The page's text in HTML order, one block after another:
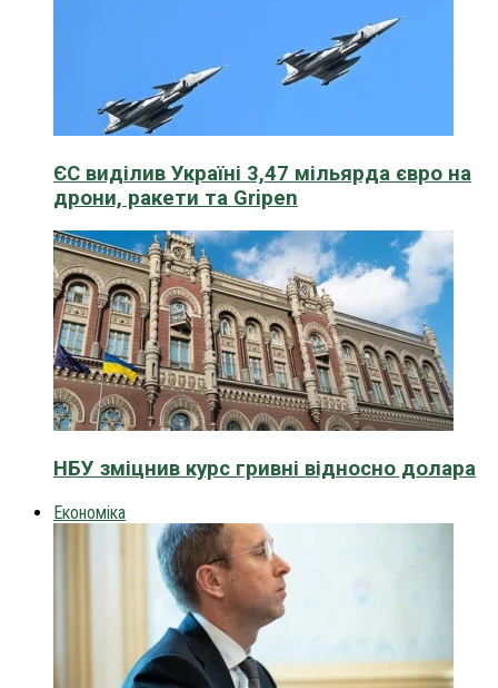
ЄС виділив Україні 3,47 мільярда євро на
дрони, ракети та Gripen
НБУ зміцнив курс гривні відносно долара
Економіка